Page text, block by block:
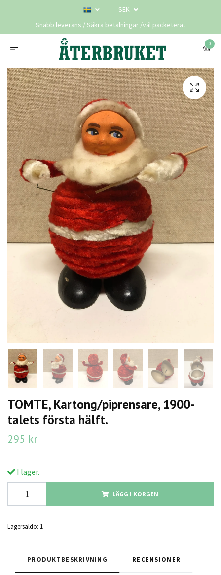
SEK
Snabb leverans / Säkra betalningar /väl packeterat
0
TOMTE, Kartong/piprensare, 1900-
talets första hälft.
295 kr
I lager.
LÄGG I KORGEN
Lagersaldo: 1
PRODUKTBESKRIVNING RECENSIONER